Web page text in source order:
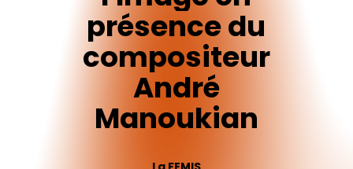
présencedu
compositeur
André
Manoukian